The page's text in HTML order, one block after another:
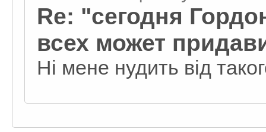
Re: "сегодня
всех может
Ні мене нудить від